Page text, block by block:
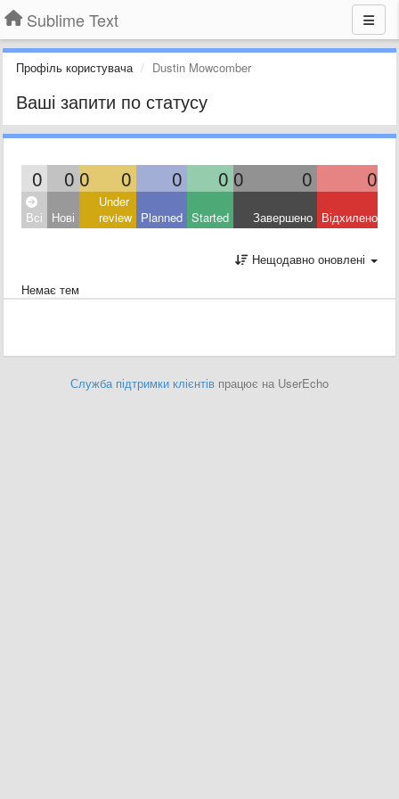
Sublime Text
Профіль користувача Dustin Mowcomber
Ваші запити по статусу
0 0 0 0 0 0 0 0 0
Всі Нові
Under
review Planned Started Завершено Відхилено
Нещодавно оновлені
Немає тем
Служба підтримки клієнтів працює на UserEcho